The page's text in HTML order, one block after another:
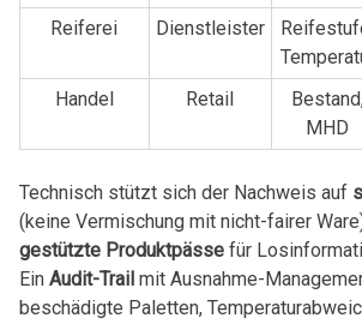
Reiferei Dienstleister
Handel Retail
MHD
Technisch stützt sich der Nachweis auf
(keine Vermischung mit nicht-fairer
gestützte Produktpässefür
Ein Audit-Trailmit Ausnahme-
beschädigte Paletten,